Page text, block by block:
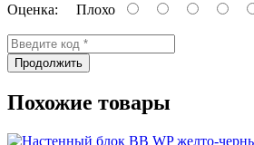
Оценка: Плохо
Продолжить
Похожие товары